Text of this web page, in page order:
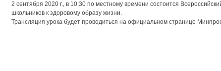
2 сентября 2020 г., в 10.30 по местному времени состоится
школьников к здоровому образу жизни.
Трансляция урока будет проводиться на официальном странице